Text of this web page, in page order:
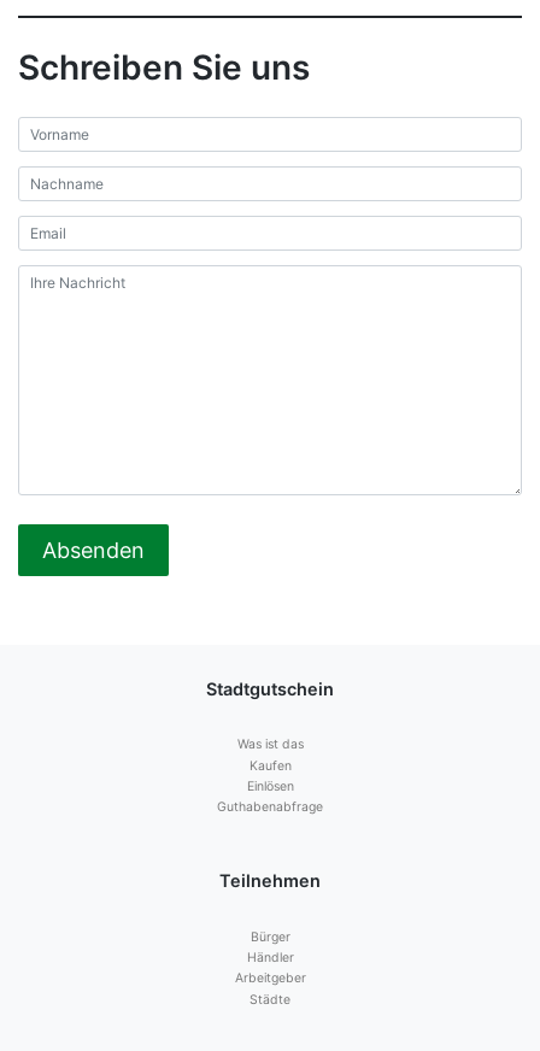
Schreiben Sie uns
Stadtgutschein
Was ist das
Kaufen
Einlösen
Guthabenabfrage
Teilnehmen
Bürger
Händler
Arbeitgeber
Städte